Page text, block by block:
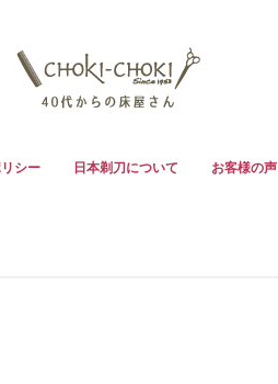
シー 日本剃刀について お客様の声